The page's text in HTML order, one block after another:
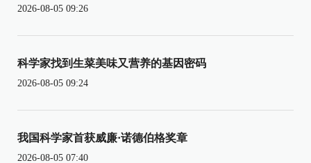
2026-08-05 09:26
科学家找到生菜美味又营养的基因密码
2026-08-05 09:24
我国科学家首获威廉·诺德伯格奖章
2026-08-05 07:40